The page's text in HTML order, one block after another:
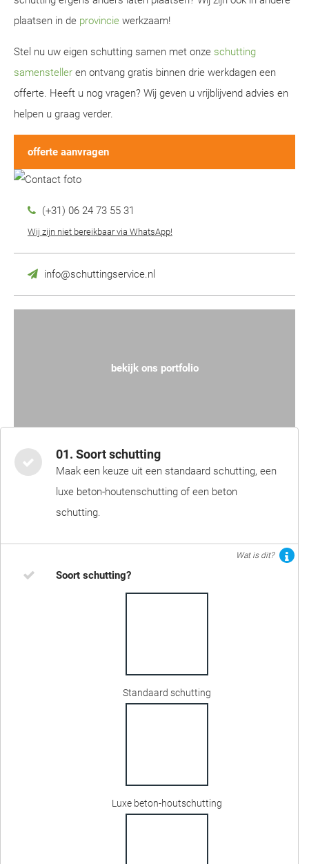
plaatsen in de provincie werkzaam!
Stel nu uw eigen schutting samen met onze schutting
samensteller en ontvang gratis binnen drie werkdagen een
offerte. Heeft u nog vragen? Wij geven u vrijblijvend advies en
helpen u graag verder.
offerte aanvragen
(+31) 06 24 73 55 31
Wij zijn niet bereikbaar via WhatsApp!
info@schuttingservice.nl
bekijk ons portfolio
01. Soort schutting
Maak een keuze uit een standaard schutting, een
luxe beton-houtenschutting of een beton
schutting.
Wat is dit?
Soort schutting?
Standaard schutting
Luxe beton-houtschutting